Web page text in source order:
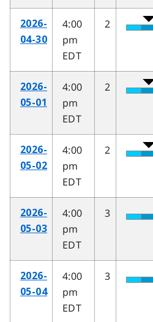
2026-
04-30
4:00
pm
EDT
2
2026-
05-01
4:00
pm
EDT
2
2026-
05-02
4:00
pm
EDT
2
2026-
05-03
4:00
pm
EDT
3
2026-
05-04
4:00
pm
EDT
3